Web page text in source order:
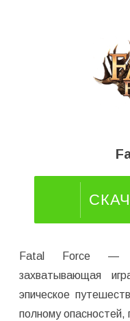
Fatal Force —
захватывающая
эпическое
полному опасностей,